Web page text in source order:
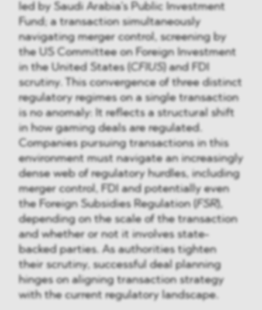
led by Saudi Arabia’s Public Investment
Fund; a transaction simultaneously
navigating merger control, screening by
the US Committee on Foreign Investment
in the United States ( CFIUS ) and FDI
scrutiny. This convergence of three distinct
regulatory regimes on a single transaction
is no anomaly: It reflects a structural shift
in how gaming deals are regulated.
Companies pursuing transactions in this
environment must navigate an increasingly
dense web of regulatory hurdles, including
merger control, FDI and potentially even
the Foreign Subsidies Regulation ( FSR),
depending on the scale of the transaction
and whether or not it involves state-
backed parties. As authorities tighten
their scrutiny, successful deal planning
hinges on aligning transaction strategy
with the current regulatory landscape.